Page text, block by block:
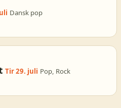
Dansk pop
Tir 29. juli Pop, Rock